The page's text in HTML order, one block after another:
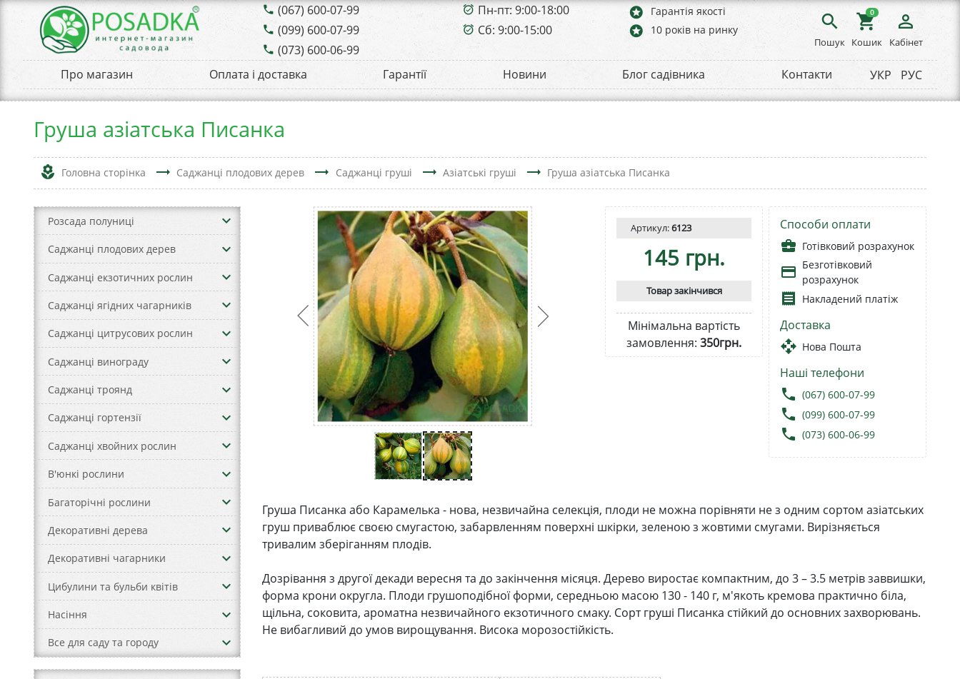
phone (067) 600-07-99
phone (099) 600-07-99
phone (073) 600-06-99
alarm_on Пн-пт: 9:00-18:00
alarm_on Сб: 9:00-15:00
stars Гарантія якості
stars 10 років на ринку search
Пошук
shopping_cart
0
Кошик
person_outline
Кабінет
Про магазин Оплата і доставка Гарантії Новини Блог садівника Контакти УКР РУС
Груша азіатська Писанка
local_florist Головна сторінка trending_flat Саджанці плодових дерев trending_flat Саджанці груші trending_flat Азіатські груші trending_flat Груша азіатська Писанка
Розсада полуниці keyboard_arrow_down
Саджанці плодових дерев keyboard_arrow_down
Саджанці екзотичних рослин keyboard_arrow_down
Саджанці ягідних чагарників keyboard_arrow_down
Саджанці цитрусових рослин keyboard_arrow_down
Саджанці винограду keyboard_arrow_down
Саджанці троянд keyboard_arrow_down
Саджанці гортензії keyboard_arrow_down
Саджанці хвойних рослин keyboard_arrow_down
В'юнкі рослини keyboard_arrow_down
Багаторічні рослини keyboard_arrow_down
Декоративні дерева keyboard_arrow_down
Декоративні чагарники keyboard_arrow_down
Цибулини та бульби квітів keyboard_arrow_down
Насіння keyboard_arrow_down
Все для саду та городу keyboard_arrow_down
Артикул:6123
145 грн.
Товар закінчився
Мінімальна вартість
замовлення: 350грн.
Способи оплати
business_center Готівковий розрахунок
payment Безготівковий
розрахунок
receipt Накладений платіж
Доставка
open_with Нова Пошта
Наші телефони
local_phone (067) 600-07-99
local_phone (099) 600-07-99
local_phone (073) 600-06-99
Груша Писанка або Карамелька - нова, незвичайна селекція, плоди не можна порівняти не з одним сортом азіатських
груш приваблює своєю смугастою, забарвленням поверхні шкірки, зеленою з жовтими смугами. Вирізняється
тривалим зберіганням плодів.
Дозрівання з другої декади вересня та до закінчення місяця. Дерево виростає компактним, до 3 – 3.5 метрів заввишки,
форма крони округла. Плоди грушоподібної форми, середньою масою 130 - 140 г, м'якоть кремова практично біла,
щільна, соковита, ароматна незвичайного екзотичного смаку. Сорт груші Писанка стійкий до основних захворювань.
Не вибагливий до умов вирощування. Висока морозостійкість.